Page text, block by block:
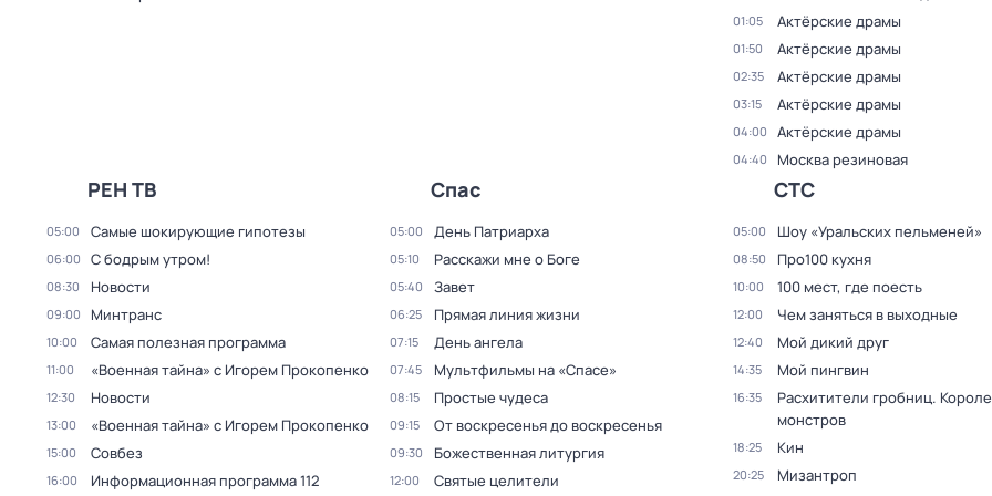
01:05 Актёрские драмы
01:50 Актёрские драмы
02:35 Актёрские драмы
03:15 Актёрские драмы
04:00 Актёрские драмы
04:40 Москва резиновая
РЕН ТВ
05:00 Самые шoкиpующие гипотезы
06:00 С бодрым утром!
08:30 Новости
09:00 Минтранс
10:00 Самая полезная программа
11:00 «Военная тайна» с Игорем Прокопенко
12:30 Новости
13:00 «Военная тайна» с Игорем Прокопенко
15:00 Совбез
16:00 Информационная программа 112
Спас
05:00 Дeнь Патриаpха
05:10 Расскажи мне о Боге
05:40 Завет
06:25 Прямая линия жизни
07:15 День ангела
07:45 Мультфильмы на «Спасе»
08:15 Простые чудеса
09:15 От воскресенья до воскресенья
09:30 Божественная литургия
12:00 Святые целители
СТС
05:00 Шоу «Уральских пельменей»
08:50 Про100 кухня
10:00 100 мест, гдe поеcть
12:00 Чем заняться в выходные
12:40 Мой дикий друг
14:35 Мой пингвин
16:35
Расхитители гробниц.
монстров
18:25 Кин
20:25 Мизантроп